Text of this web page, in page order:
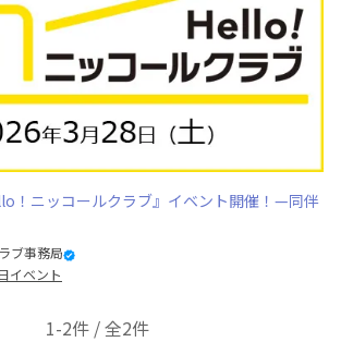
！ニッコールクラブ』イベント開催！—同伴
ブ事務局
イベント
1-2件 / 全2件